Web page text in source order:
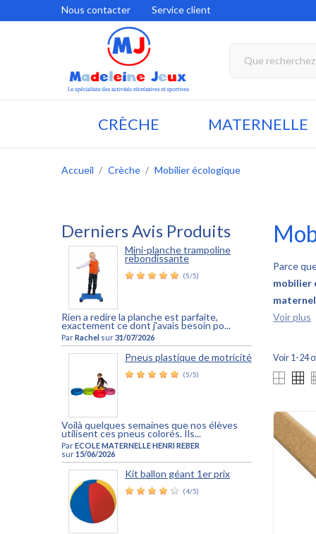
Nous contacter Service client
CRÈCHE MATERNELLE
Accueil Crèche Mobilier écologique
Derniers Avis Produits
Mini-planche trampoline
rebondissante
(5/5)
Rien a redire la planche est parfaite,
exactement ce dont j'avais besoin po...
ParRachel sur31/07/2026
Pneus plastique de motricité
(5/5)
Voilà quelques semaines que nos élèves
utilisent ces pneus colorés. Ils...
ParECOLE MATERNELLE HENRI REBER
sur15/06/2026
Kit ballon géant 1er prix
(4/5)
Parce
mobilier
Voir plus
Voir 1-24